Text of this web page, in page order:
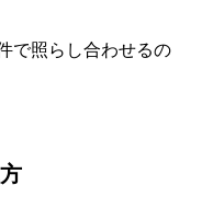
で照らし合わせるの